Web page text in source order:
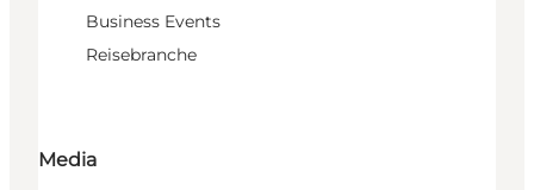
Business Events
Reisebranche
Media